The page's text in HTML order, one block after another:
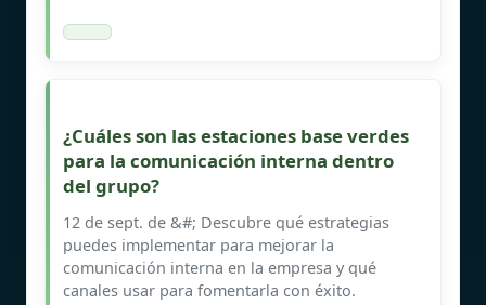
¿Cuáles son las estaciones base verdes
para la comunicación interna dentro
del grupo?
12 de sept. de &#; Descubre qué estrategias
puedes implementar para mejorar la
comunicación interna en la empresa y qué
canales usar para fomentarla con éxito.